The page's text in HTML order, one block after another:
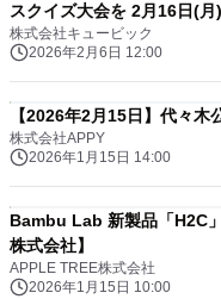
スクイズ大会を 2月16日(
株式会社キュービック
2026年2月6日 12:00
【2026年2月15日】代々
株式会社APPY
2026年1月15日 14:00
Bambu Lab 新製品「H2C
株式会社】
APPLE TREE株式会社
2026年1月15日 10:00